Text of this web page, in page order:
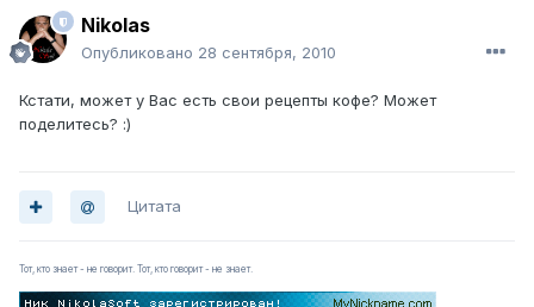
Nikolas
Опубликовано 28 сентября, 2010
Кстати, может у Вас есть свои рецепты кофе? Может
поделитесь? :)
Цитата
Тот, кто знает - не говорит. Тот, кто говорит - не знает.